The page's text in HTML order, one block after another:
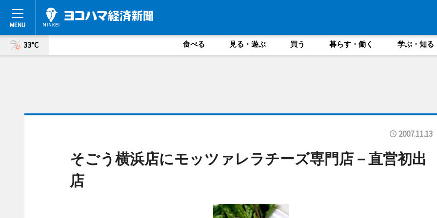
33°C 食べる 見る・遊ぶ 買う 暮らす・働く 学ぶ・知る
2007.11.13
そごう横浜店にモッツァレラチーズ専門店－直営初出
店